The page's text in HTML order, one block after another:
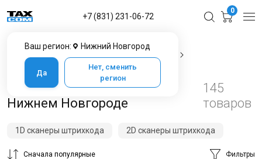
Ваш регион: Нижний Новгород
Да
Нет, сменить
регион
+7 (831) 231-06-72
0
Сканеры штрих кода
Сканеры штрихкода в
Нижнем Новгороде
145
товаров
1D сканеры штрихкода 2D сканеры штрихкода
Сначала популярные Фильтры